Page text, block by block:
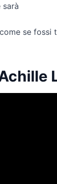
sarà
se fossi